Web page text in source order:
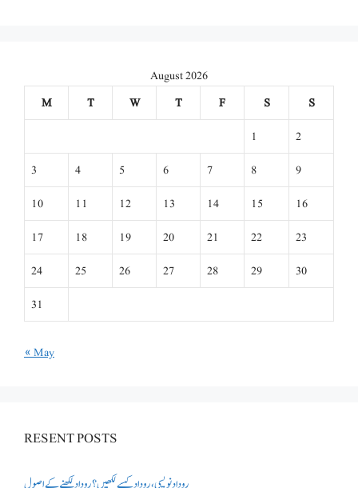
August 2026
M
T W T F S
S
1
2
3
4 5 6 7 8
9
10
11 12 13 14 15
16
17
18 19 20 21 22
23
24
25 26 27 28 29
30
31
« May
RESENT POSTS
روداد نویسی ،روداد کیسے لکھیں؟ روداد لکھنے کے اصول